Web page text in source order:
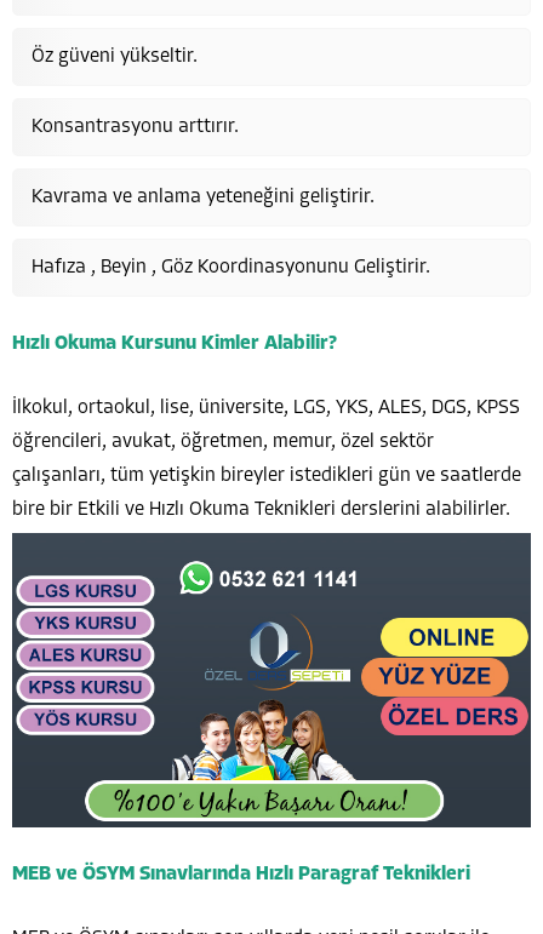
Öz güveni yükseltir.
Konsantrasyonu arttırır.
Kavrama ve anlama yeteneğini geliştirir.
Hafıza , Beyin , Göz Koordinasyonunu Geliştirir.
Hızlı Okuma Kursunu Kimler Alabilir?
İlkokul, ortaokul, lise, üniversite, LGS, YKS, ALES, DGS, KPSS
öğrencileri, avukat, öğretmen, memur, özel sektör
çalışanları, tüm yetişkin bireyler istedikleri gün ve saatlerde
bire bir Etkili ve Hızlı Okuma Teknikleri derslerini alabilirler.
MEB ve ÖSYM Sınavlarında Hızlı Paragraf Teknikleri